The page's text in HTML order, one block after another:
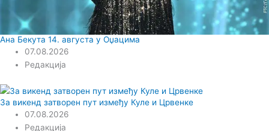
Ана Бекута 14. августа у Оџацима
07.08.2026
Редакција
За викенд затворен пут између Куле и Црвенке
07.08.2026
Редакција